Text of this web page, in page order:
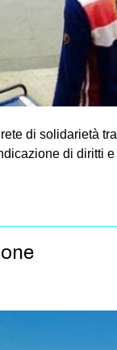
di solidarietà
di diritti